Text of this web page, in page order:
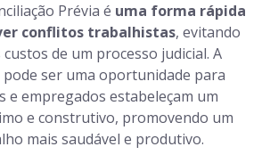
Prévia é uma forma rápida
conflitos trabalhistas, evitando
de um processo judicial. A
ser uma oportunidade para
e empregados estabeleçam um
e construtivo, promovendo um
mais saudável e produtivo.